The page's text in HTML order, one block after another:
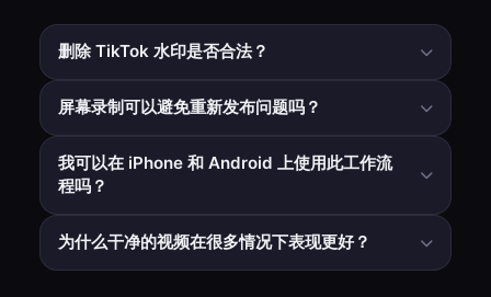
删除 TikTok 水印是否合法？
对于您自己的内容和个人工作流程的使用，通常很简单。对
于第三方内容，请始终遵守版权和平台规则。
屏幕录制可以避免重新发布问题吗？
它可以隐藏一些叠加，但通常会降低质量并增加手动编辑工
作。直接文件工作流程通常更干净。
我可以在 iPhone 和 Android 上使用此工作流
程吗？
是的。基于浏览器的工具可在现代移动和桌面设备上运行，
无需安装额外的应用程序。
为什么干净的视频在很多情况下表现更好？